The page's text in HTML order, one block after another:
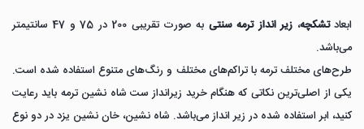
ابعاد تشکچه، زیر انداز ترمه سنتی
به صورت تقریبی 200 در 75 و 47 سانتیمتر
می‌باشد.
طرح‌های مختلف ترمه با تراکم‌های مختلف و رنگ‌های متنوع استفاده شده است.
یکی از اصلی‌ترین نکاتی که هنگام خرید زیرانداز ست شاه نشین ترمه باید رعایت
کنید، ابر استفاده شده در زیر انداز می‌باشد. شاه نشین، خان نشین یزد در دو نوع